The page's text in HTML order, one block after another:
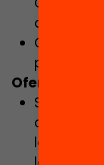
de vehicle
Certificat
penals i
Oferim:
Ser
la